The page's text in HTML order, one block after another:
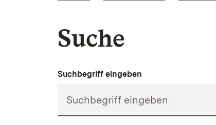
Suche
Suchbegriff eingeben